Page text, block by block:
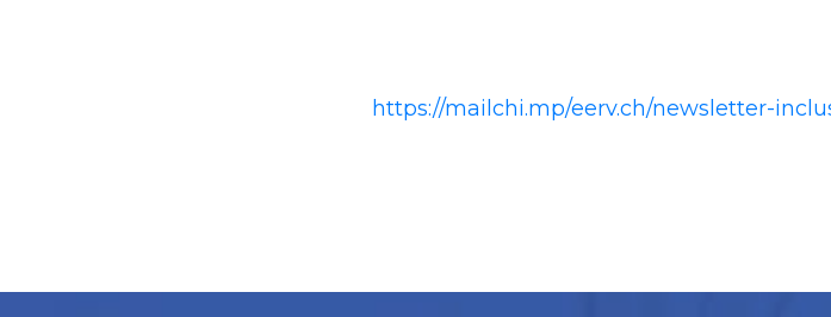
https://mailchi.mp/eerv.ch/newsletter-